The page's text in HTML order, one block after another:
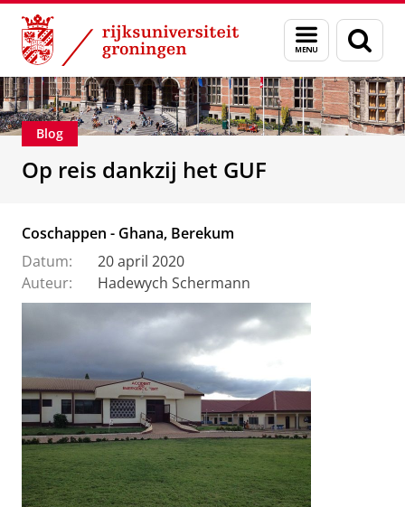
Skip
Content
Skip
Navigation
Menu
en
zoeken
Alumni Stichting Groninger Universiteitsfonds
Blog
Op reis dankzij het GUF
Coschappen - Ghana, Berekum
Datum:
20 april 2020
Auteur:
Hadewych Schermann